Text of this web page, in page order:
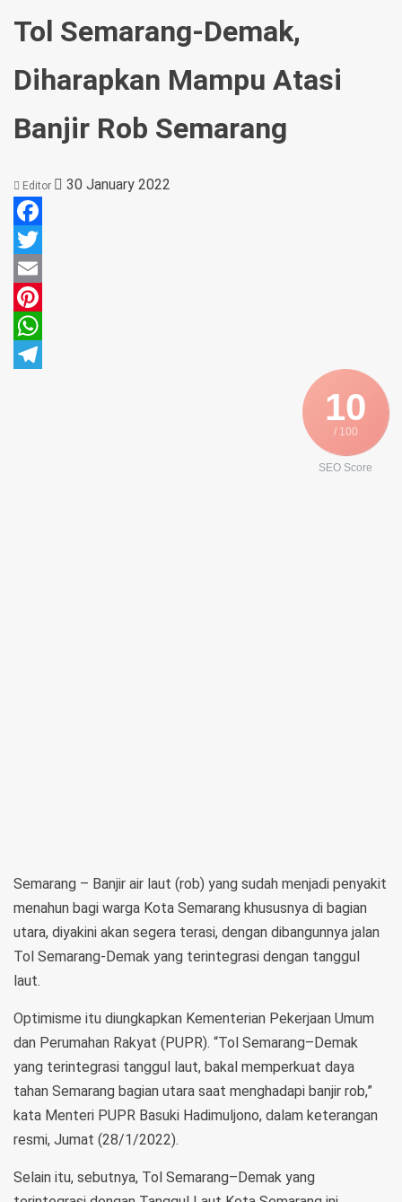
Tol Semarang-Demak,
Diharapkan Mampu Atasi
Banjir Rob Semarang
Editor 30 January 2022
Facebook
Twitter
Email
Pinterest
WhatsApp
10
/ 100
SEO Score
Semarang – Banjir air laut (rob) yang sudah menjadi penyakit
menahun bagi warga Kota Semarang khususnya di bagian
utara, diyakini akan segera terasi, dengan dibangunnya jalan
Tol Semarang-Demak yang terintegrasi dengan tanggul
laut.
Optimisme itu diungkapkan Kementerian Pekerjaan Umum
dan Perumahan Rakyat (PUPR). “Tol Semarang–Demak
yang terintegrasi tanggul laut, bakal memperkuat daya
tahan Semarang bagian utara saat menghadapi banjir rob,”
kata Menteri PUPR Basuki Hadimuljono, dalam keterangan
resmi, Jumat (28/1/2022).
Selain itu, sebutnya, Tol Semarang–Demak yang